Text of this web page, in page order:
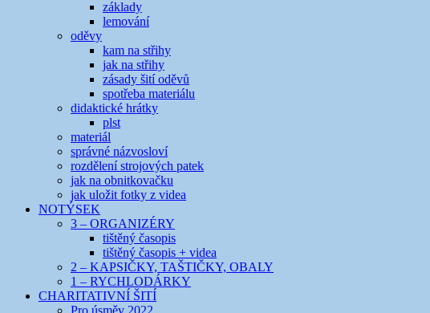
základy
lemování
oděvy
kam na střihy
jak na střihy
zásady šití oděvů
spotřeba materiálu
didaktické hrátky
plst
materiál
správné názvosloví
rozdělení strojových patek
jak na obnitkovačku
jak uložit fotky z videa
NOTÝSEK
3 – ORGANIZÉRY
tištěný časopis
tištěný časopis + videa
2 – KAPSIČKY, TAŠTIČKY, OBALY
1 – RYCHLODÁRKY
CHARITATIVNÍ ŠITÍ
Pro úsměv 2022